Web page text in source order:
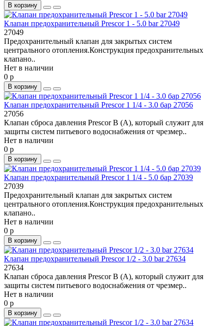
В корзину
Клапан предохранительный Prescor 1 - 5.0 bar 27049
27049
Предохранительный клапан для закрытых систем
центрального отопления.Конструкция предохранительных
клапано..
Нет в наличии
0 р
В корзину
Клапан предохранительный Prescor 1 1/4 - 3.0 бар 27056
27056
Клапан сброса давления Prescor В (A), который служит для
защиты систем питьевого водоснабжения от чрезмер..
Нет в наличии
0 р
В корзину
Клапан предохранительный Prescor 1 1/4 - 5.0 бар 27039
27039
Предохранительный клапан для закрытых систем
центрального отопления.Конструкция предохранительных
клапано..
Нет в наличии
0 р
В корзину
Клапан предохранительный Prescor 1/2 - 3.0 bar 27634
27634
Клапан сброса давления Prescor В (A), который служит для
защиты систем питьевого водоснабжения от чрезмер..
Нет в наличии
0 р
В корзину